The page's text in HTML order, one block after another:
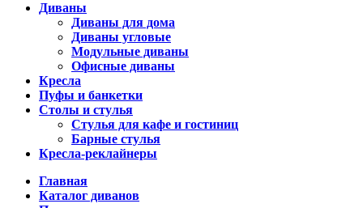
Диваны
Диваны для дома
Диваны угловые
Модульные диваны
Офисные диваны
Кресла
Пуфы и банкетки
Столы и стулья
Стулья для кафе и гостиниц
Барные стулья
Кресла-реклайнеры
Главная
Каталог диванов